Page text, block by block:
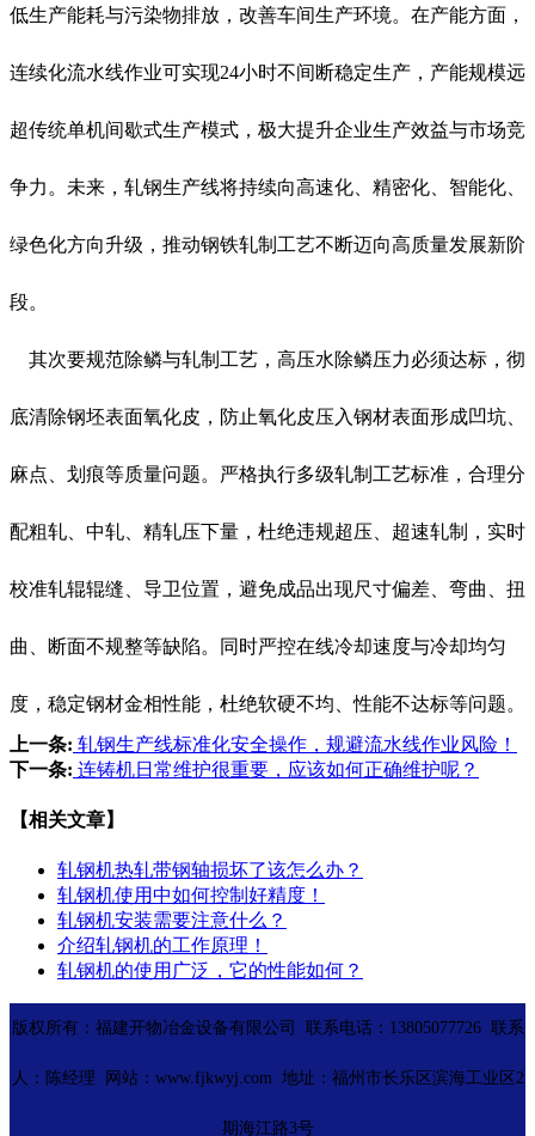
低生产能耗与污染物排放，改善车间生产环境。在产能方面，
连续化流水线作业可实现24小时不间断稳定生产，产能规模远
超传统单机间歇式生产模式，极大提升企业生产效益与市场竞
争力。未来，轧钢生产线将持续向高速化、精密化、智能化、
绿色化方向升级，推动钢铁轧制工艺不断迈向高质量发展新阶
段。
其次要规范除鳞与轧制工艺 ，高压水除鳞压力必须达标，彻
底清除钢坯表面氧化皮，防止氧化皮压入钢材表面形成凹坑、
麻点、划痕等质量问题。严格执行多级轧制工艺标准，合理分
配粗轧、中轧、精轧压下量，杜绝违规超压、超速轧制，实时
校准轧辊辊缝、导卫位置，避免成品出现尺寸偏差、弯曲、扭
曲、断面不规整等缺陷。同时严控在线冷却速度与冷却均匀
度，稳定钢材金相性能，杜绝软硬不均、性能不达标等问题。
上一条: 轧钢生产线标准化安全操作，规避流水线作业风险！
下一条: 连铸机日常维护很重要，应该如何正确维护呢？
【相关文章】
轧钢机热轧带钢轴损坏了该怎么办？
轧钢机使用中如何控制好精度！
轧钢机安装需要注意什么？
介绍轧钢机的工作原理！
轧钢机的使用广泛，它的性能如何？
版权所有：福建开物冶金设备有限公司 联系电话：13805077726 联系
人：陈经理 网站：www.fjkwyj.com 地址：福州市长乐区滨海工业区2
期海江路3号